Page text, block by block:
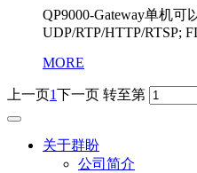
QP9000-Gateway单机
UDP/RTP/HTTP/RTSP;
MORE
上一页1下一页 转至第
关于群盼
公司简介